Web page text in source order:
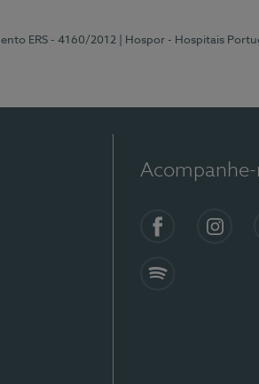
ERS - 4160/2012 | Hospor - Hospitais